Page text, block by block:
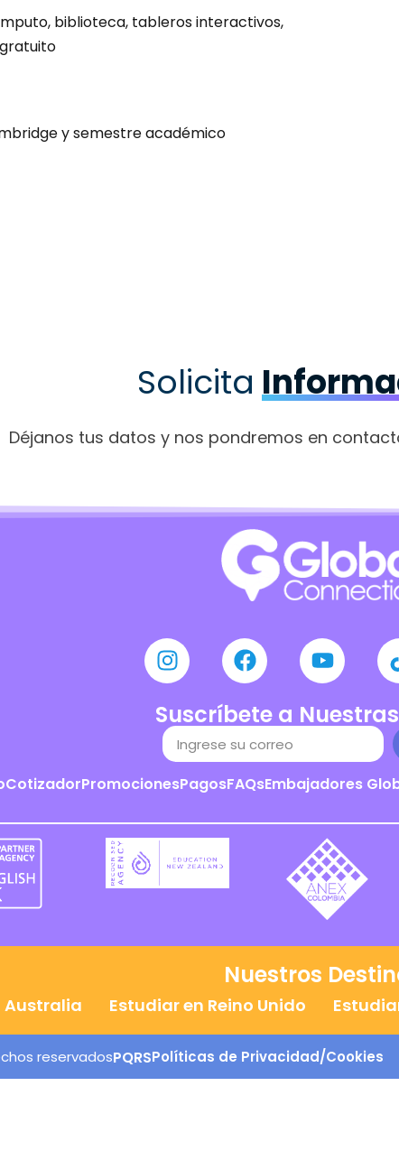
biblioteca, tableros interactivos,
y semestre académico
Solicita
Déjanos tus datos y nos pondremos en
Suscríbete a
CotizadorPromocionesPagosFAQsEmbajadores
Nuestros
Australia Estudiar en Reino Unido
reservadosPQRSPolíticas de Privacidad/Cookies